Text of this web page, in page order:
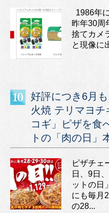
1986年
昨年30周
捨てカメ
と現像に
好評につき6月
火焼 テリマヨ
コギ」ピザを食
トの「肉の日」
ピザチェ
日、9日
ットの日
にも毎月
の28...